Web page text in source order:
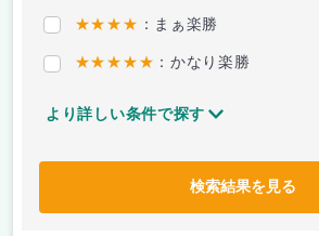
★★★★ ：まぁ楽勝
★★★★★ ：かなり楽勝
より詳しい条件で探す
検索結果を見る